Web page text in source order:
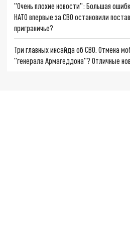
"Очень плохие новости": Большая
НАТО впервые за СВО остановили
приграничье?
Три главных инсайда об СВО. Отмена
"генерала Армагеддона"? Отличные